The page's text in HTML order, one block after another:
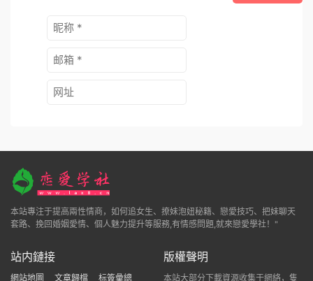
本站專注于提高兩性情商，如何追女生、撩妹泡妞秘籍、戀愛技巧、把妹聊天
套路、挽回婚姻愛情、個人魅力提升等服務,有情感問題,就來戀愛學社！"
站内鏈接
網站地圖 文章歸檔 标簽彙總
版權聲明
本站大部分下載資源收集于網絡，隻